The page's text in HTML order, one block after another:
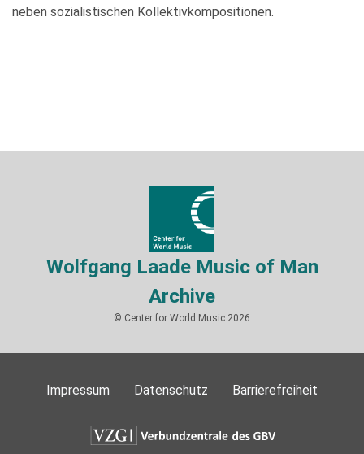
neben sozialistischen Kollektivkompositionen.
Wolfgang Laade Music of Man
Archive
© Center for World Music 2026
Impressum Datenschutz Barrierefreiheit